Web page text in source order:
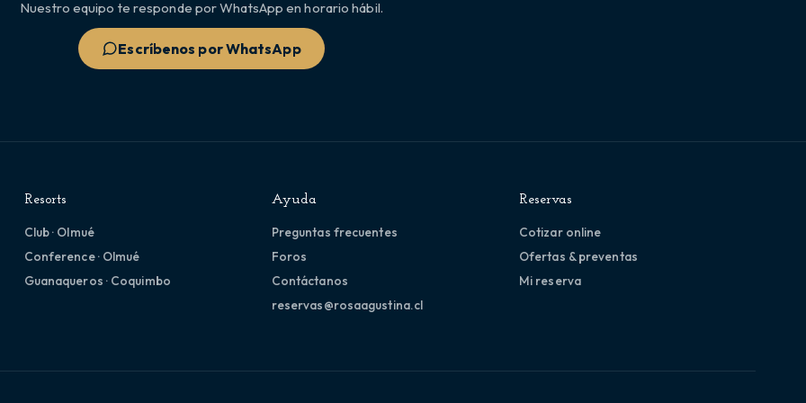
Nuestro equipo te responde por WhatsApp en horario hábil.
Escríbenos por WhatsApp
Resorts
Club · Olmué
Conference · Olmué
Guanaqueros · Coquimbo
Ayuda
Preguntas frecuentes
Foros
Contáctanos
reservas@rosaagustina.cl
Reservas
Cotizar online
Ofertas & preventas
Mi reserva